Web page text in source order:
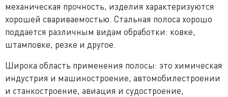
механическая прочность, изделия характеризуются
хорошей свариваемостью. Стальная полоса хорошо
поддается различным видам обработки: ковке,
штамповке, резке и другое.
Широка область применения полосы: это химическая
индустрия и машиностроение, автомобилестроении
и станкостроение, авиация и судостроение,